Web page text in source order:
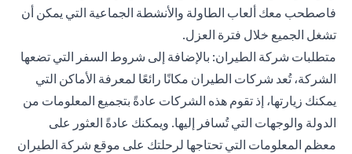
فاصطحب معك ألعاب الطاولة والأنشطة الجماعية التي يمكن أن
تشغل الجميع خلال فترة العزل.
متطلبات شركة الطيران: بالإضافة إلى شروط السفر التي تضعها
الشركة، تُعد شركات الطيران مكانًا رائعًا لمعرفة الأماكن التي
يمكنك زيارتها، إذ تقوم هذه الشركات عادةً بتجميع المعلومات من
الدولة والوجهات التي تُسافر إليها. ويمكنك عادةً العثور على
معظم المعلومات التي تحتاجها لرحلتك على موقع شركة الطيران